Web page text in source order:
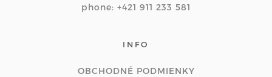
phone: +421 911 233 581
INFO
OBCHODNÉ PODMIENKY